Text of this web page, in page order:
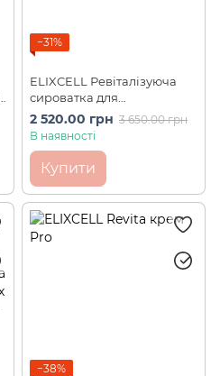
−31%
ELIXCELL Ревіталізуюча
сироватка для
професійного
застосування Revita
2 520.00 грн 3 650.00 грн
В наявності
Купити
−38%